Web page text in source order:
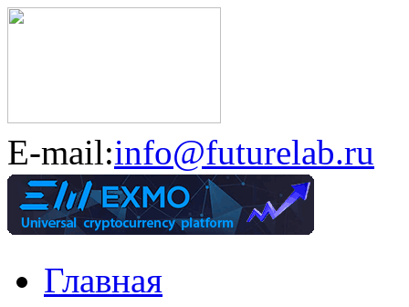
E-mail:info@futurelab.ru
Главная